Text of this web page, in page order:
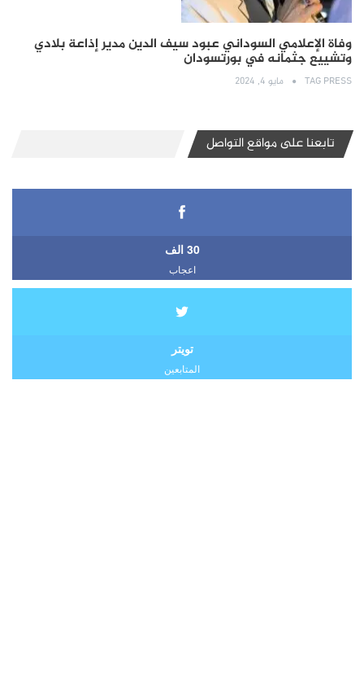
وفاة الإعلامي السوداني عبود سيف الدين مدير إذاعة بلادي
وتشييع جثمانه في بورتسودان
TAG PRESS مايو 4, 2024
تابعنا على مواقع التواصل
30 الف
اعجاب
تويتر
المتابعين